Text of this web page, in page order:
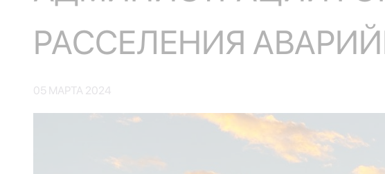
РАССЕЛЕНИЯ
05 МАРТА 2024